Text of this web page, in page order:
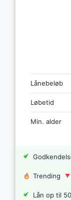
Lånebeløb
Løbetid
Min. alder
Trending
Lån op til